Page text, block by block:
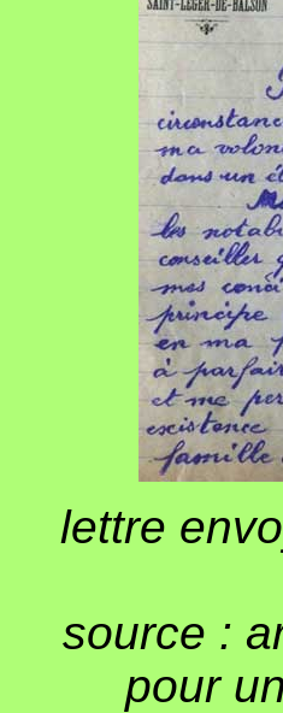
lettre
source :
pour